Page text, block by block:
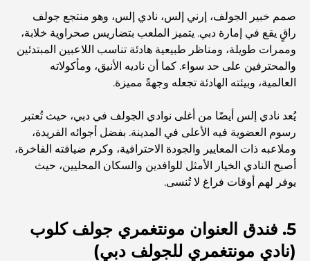
أفضل 7 مطاعم في خور دبي لتناول الطعام فيها
أفضل المدارس في دبي مارينا: دليل مناسب للعائلات
مطاعم في دبي هيلز: أفضل أماكن تناول الطعام في مركز متنامٍ
أفضل ملاعب الجولف للبطولات في دبي
المجتمعات السكنية المطلة على الواجهة البحرية في دبي: حياة
فاخرة على شاطئ البحر
صمم خبير الجولف، إرني إلس، نادي إلس، وهو منتجع جولف
راقٍ يقع في إمارة دبي. يتميز الملعب بتضاريس صحراوية خلابة،
وممرات طويلة، ومناظر طبيعية هادئة تناسب اللاعبين المبتدئين
والمحترفين على حد سواء. كما أن ناديه الأنيق، ومأكولاته
العالمية، وبيئته الهادئة تجعله وجهةً مميزة.
يُعد نادي إلس أيضًا من أغلى نوادي الجولف في دبي، حيث تُعتبر
رسوم العضوية فيه الأعلى في المدينة. بفضل أجوائه الفريدة،
وملاعبه ذات المعايير والجودة الاحترافية، وكرم ضيافته الفاخرة،
أصبح النادي الخيار الأمثل للوافدين والسكان المحليين، حيث
يوفر لهم أوقات فراغ لا تُنسى.
5. فندق العنوان مونتغمري جولف كلوب
(نادي مونتغمري للجولف دبي)